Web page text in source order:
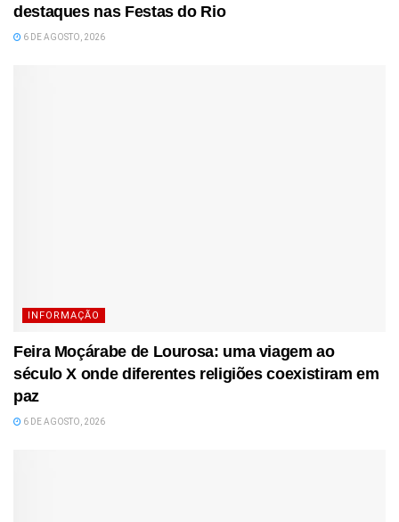
destaques nas Festas do Rio
6 DE AGOSTO, 2026
INFORMAÇÃO
Feira Moçárabe de Lourosa: uma viagem ao
século X onde diferentes religiões coexistiram em
paz
6 DE AGOSTO, 2026